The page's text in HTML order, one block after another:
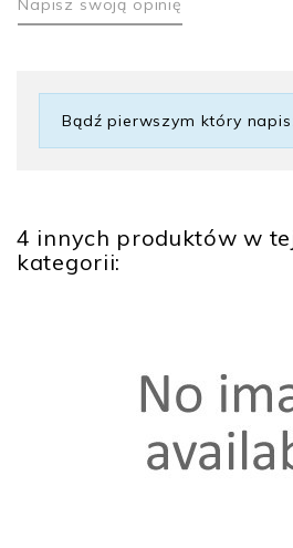
Napisz swoją opinię
Bądź pierwszym który
4 innych produktów w
kategorii: